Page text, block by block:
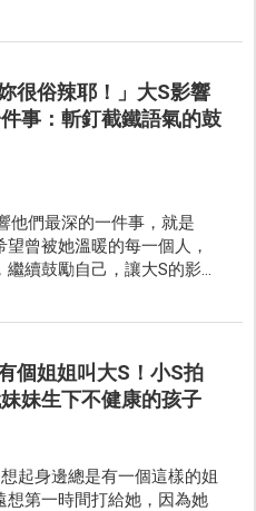
很俗辣耶！」大S影響
事：斬釘截鐵語氣的鼓
他們最深的一件事，就是
望曾被她溫暖的每一個人，
續鼓勵自己，讓大S的影響
個姐姐叫大S！小S拍
妹生下不健康的孩子
起身邊總是有一個這樣的姐
第一時間打給她，因為她